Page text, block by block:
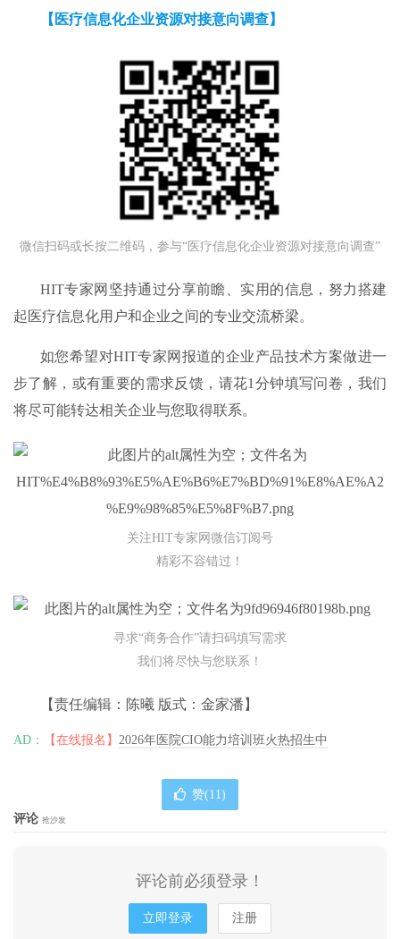
【医疗信息化企业资源对接意向调查】
微信扫码或长按二维码，参与“医疗信息化企业资源对接意向调查”
HIT专家网坚持通过分享前瞻、实用的信息，努力搭建
起医疗信息化用户和企业之间的专业交流桥梁。
如您希望对HIT专家网报道的企业产品技术方案做进一
步了解，或有重要的需求反馈，请花1分钟填写问卷，我们
将尽可能转达相关企业与您取得联系。
关注HIT专家网微信订阅号
精彩不容错过！
寻求“商务合作”请扫码填写需求
我们将尽快与您联系！
【责任编辑：陈曦 版式：金家潘】
AD： 【在线报名】 2026年医院CIO能力培训班火热招生中
赞(11)
评论 抢沙发
评论前必须登录！
立即登录 注册